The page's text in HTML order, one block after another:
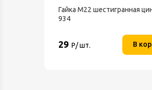
Гайка М22 шестигранная
934
29 Р/ шт. В